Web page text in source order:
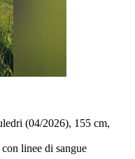
(04/2026), 155 cm,
linee di sangue